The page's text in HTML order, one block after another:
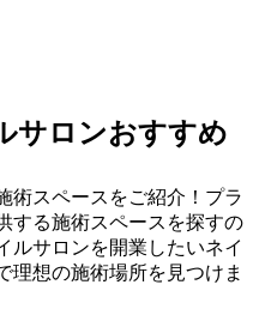
サロンおすすめ
術スペースをご紹介！プラ
する施術スペースを探すの
ルサロンを開業したいネイ
理想の施術場所を見つけま